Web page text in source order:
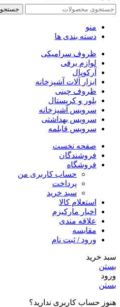
جستجو
منو
دسته بندی ها
ظروف سرامیکی
لوازم برقی
آرکوپال
ابزار آلات آشپزخانه
ظروف چینی
بلور و کریستال
سرویس آشپزخانه
سرویس بهداشتی
سرویس قابلمه
صفحه نخست
فروشندگان
فروشگاه
حساب کاربری من
پرداخت
سبد خرید
استعلام کالا
اخبار مارکیزم
علاقه مندی
مقایسه
ورود / ثبت نام
سبد خرید
بستن
ورود
بستن
هنوز حساب کاربری ندارید؟